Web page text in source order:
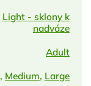
Light - sklony k
nadváze
Adult
, Medium, Large